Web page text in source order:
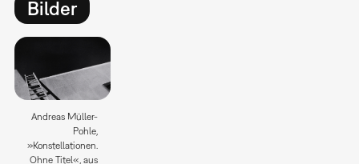
Bilder
Andreas Müller-
Pohle,
»Konstellationen.
Ohne Titel«, aus